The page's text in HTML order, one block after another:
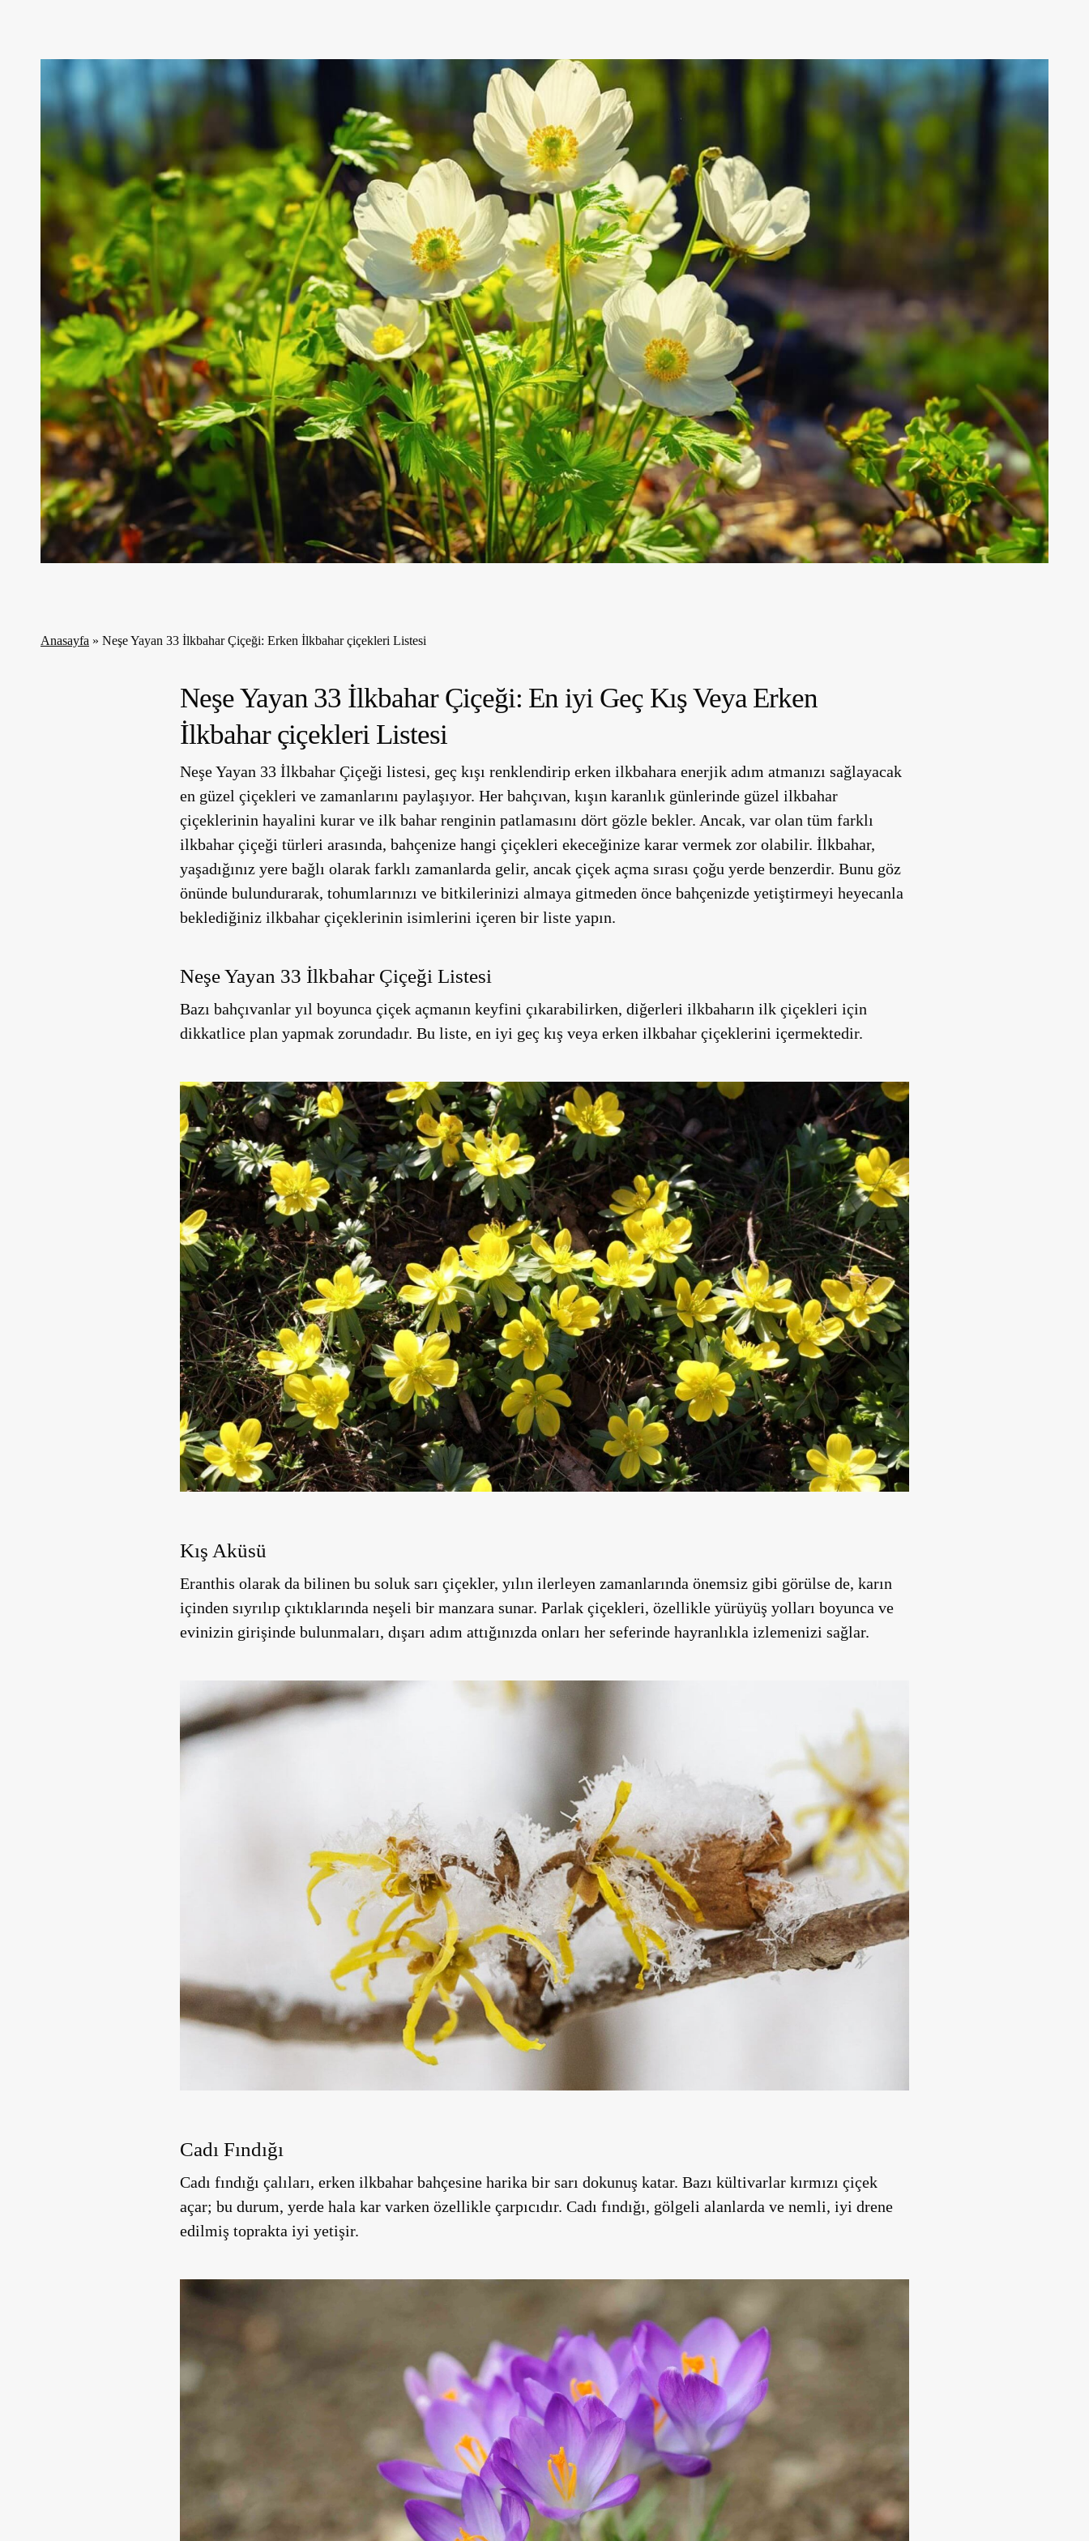
Anasayfa » Neşe Yayan 33 İlkbahar Çiçeği: Erken İlkbahar çiçekleri Listesi
Neşe Yayan 33 İlkbahar Çiçeği: En iyi Geç Kış Veya Erken
İlkbahar çiçekleri Listesi
Neşe Yayan 33 İlkbahar Çiçeği listesi, geç kışı renklendirip erken ilkbahara enerjik adım atmanızı sağlayacak
en güzel çiçekleri ve zamanlarını paylaşıyor. Her bahçıvan, kışın karanlık günlerinde güzel ilkbahar
çiçeklerinin hayalini kurar ve ilk bahar renginin patlamasını dört gözle bekler. Ancak, var olan tüm farklı
ilkbahar çiçeği türleri arasında, bahçenize hangi çiçekleri ekeceğinize karar vermek zor olabilir. İlkbahar,
yaşadığınız yere bağlı olarak farklı zamanlarda gelir, ancak çiçek açma sırası çoğu yerde benzerdir. Bunu göz
önünde bulundurarak, tohumlarınızı ve bitkilerinizi almaya gitmeden önce bahçenizde yetiştirmeyi heyecanla
beklediğiniz ilkbahar çiçeklerinin isimlerini içeren bir liste yapın.
Neşe Yayan 33 İlkbahar Çiçeği Listesi
Bazı bahçıvanlar yıl boyunca çiçek açmanın keyfini çıkarabilirken, diğerleri ilkbaharın ilk çiçekleri için
dikkatlice plan yapmak zorundadır. Bu liste, en iyi geç kış veya erken ilkbahar çiçeklerini içermektedir.
Kış Aküsü
Eranthis olarak da bilinen bu soluk sarı çiçekler, yılın ilerleyen zamanlarında önemsiz gibi görülse de, karın
içinden sıyrılıp çıktıklarında neşeli bir manzara sunar. Parlak çiçekleri, özellikle yürüyüş yolları boyunca ve
evinizin girişinde bulunmaları, dışarı adım attığınızda onları her seferinde hayranlıkla izlemenizi sağlar.
Cadı Fındığı
Cadı fındığı çalıları, erken ilkbahar bahçesine harika bir sarı dokunuş katar. Bazı kültivarlar kırmızı çiçek
açar; bu durum, yerde hala kar varken özellikle çarpıcıdır. Cadı fındığı, gölgeli alanlarda ve nemli, iyi drene
edilmiş toprakta iyi yetişir.